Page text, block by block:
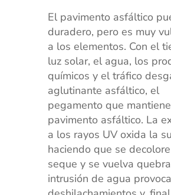
El pavimento asfáltico
duradero, pero es muy
a los elementos. Con el
luz solar, el agua, los
químicos y el tráfico
aglutinante asfáltico, el
pegamento que
pavimento asfáltico. La
a los rayos UV oxida la
haciendo que se
seque y se vuelva
intrusión de agua